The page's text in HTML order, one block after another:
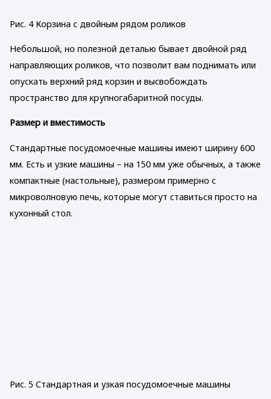
Рис. 4 Корзина с двойным рядом роликов
Небольшой, но полезной деталью бывает двойной ряд
направляющих роликов, что позволит вам поднимать или
опускать верхний ряд корзин и высвобождать
пространство для крупногабаритной посуды.
Размер и вместимость
Стандартные посудомоечные машины имеют ширину 600
мм. Есть и узкие машины – на 150 мм уже обычных, а также
компактные (настольные), размером примерно с
микроволновую печь, которые могут ставиться просто на
кухонный стол.
Рис. 5 Стандартная и узкая посудомоечные машины